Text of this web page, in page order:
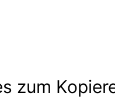
zum